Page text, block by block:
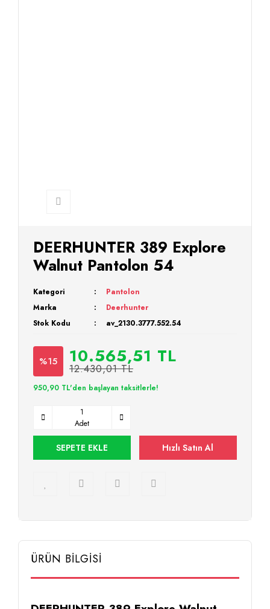
DEERHUNTER 389 Explore
Walnut Pantolon 54
Kategori
Pantolon
Marka
Deerhunter
Stok Kodu
av_2130.3777.552.54
%15 10.565,51 TL
12.430,01 TL
950,90 TL'den başlayan taksitlerle!
Adet
SEPETE EKLE Hızlı Satın Al
ÜRÜN BİLGİSİ